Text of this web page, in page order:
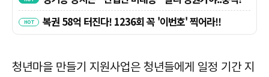
청년마을 만들기 지원사업은 청년들에게 일정 기간 지